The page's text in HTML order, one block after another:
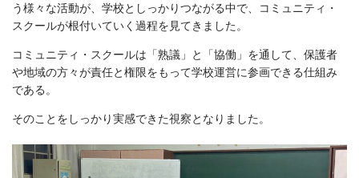
う様々な活動が、学校としっかりつながる中で、コミュニティ・
スクールが根付いていく過程を見てきました。
コミュニティ・スクールは「熟議」と「協働」を通して、保護者
や地域の方々が責任と権限をもって学校運営に参画できる仕組み
である。
そのことをしっかり実感できた視察となりました。